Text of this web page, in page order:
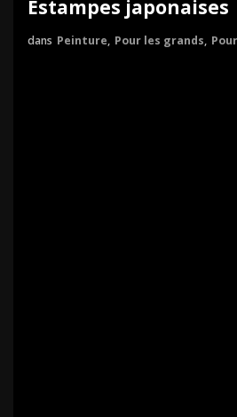
Estampes japonaises
dans Peinture, Pour les grands,